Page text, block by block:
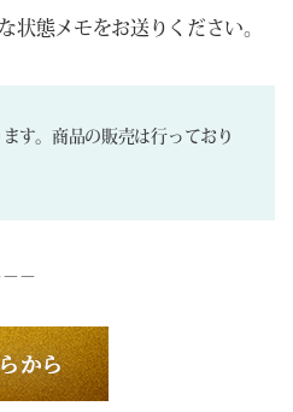
状態メモをお送りください。
す。商品の販売は行っており
－